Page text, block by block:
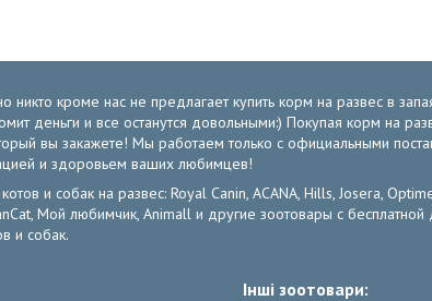
никто кроме нас не предлагает купить корм на развес в
деньги и все останутся довольными:) Покупая корм на
вы закажете! Мы работаем только с официальными
и здоровьем ваших любимцев!
и собак на развес: Royal Canin, ACANA, Hills, Josera,
Мой любимчик, Animall и другие зоотовары с
и собак.
Інші зоотовари: